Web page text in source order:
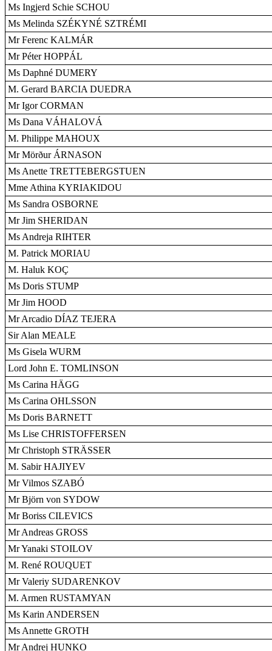
Ms Ingjerd Schie SCHOU
Ms Melinda SZÉKYNÉ SZTRÉMI
Mr Ferenc KALMÁR
Mr Péter HOPPÁL
Ms Daphné DUMERY
M. Gerard BARCIA DUEDRA
Mr Igor CORMAN
Ms Dana VÁHALOVÁ
M. Philippe MAHOUX
Mr Mörður ÁRNASON
Ms Anette TRETTEBERGSTUEN
Mme Athina KYRIAKIDOU
Ms Sandra OSBORNE
Mr Jim SHERIDAN
Ms Andreja RIHTER
M. Patrick MORIAU
M. Haluk KOÇ
Ms Doris STUMP
Mr Jim HOOD
Mr Arcadio DÍAZ TEJERA
Sir Alan MEALE
Ms Gisela WURM
Lord John E. TOMLINSON
Ms Carina HÄGG
Ms Carina OHLSSON
Ms Doris BARNETT
Ms Lise CHRISTOFFERSEN
Mr Christoph STRÄSSER
M. Sabir HAJIYEV
Mr Vilmos SZABÓ
Mr Björn von SYDOW
Mr Boriss CILEVICS
Mr Andreas GROSS
Mr Yanaki STOILOV
M. René ROUQUET
Mr Valeriy SUDARENKOV
M. Armen RUSTAMYAN
Ms Karin ANDERSEN
Ms Annette GROTH
Mr Andrej HUNKO